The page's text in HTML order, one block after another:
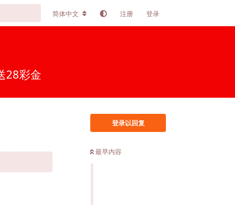
简体中文 注册 登录
28彩金
登录以回复
最早内容